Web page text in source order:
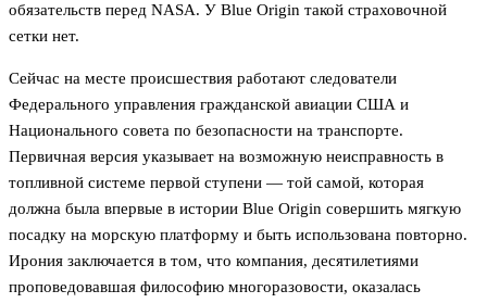
обязательств перед NASA. У Blue Origin такой страховочной
сетки нет.
Сейчас на месте происшествия работают следователи
Федерального управления гражданской авиации США и
Национального совета по безопасности на транспорте.
Первичная версия указывает на возможную неисправность в
топливной системе первой ступени — той самой, которая
должна была впервые в истории Blue Origin совершить мягкую
посадку на морскую платформу и быть использована повторно.
Ирония заключается в том, что компания, десятилетиями
проповедовавшая философию многоразовости, оказалась